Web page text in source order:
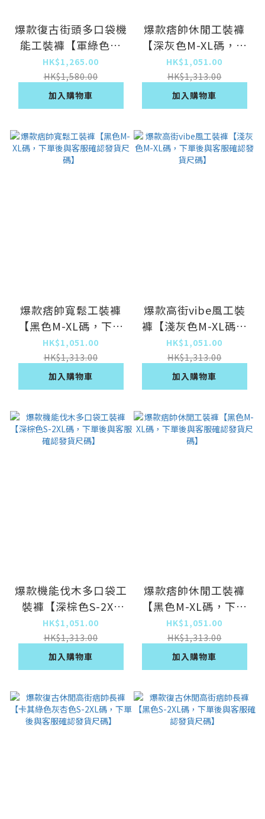
爆款復古街頭多口袋機
能工裝褲【軍綠色S-
2XL碼，下單後與客服
確認發貨尺碼】
HK$1,265.00
HK$1,580.00
加入購物車
爆款痞帥休閒工裝褲
【深灰色M-XL碼，下
單後與客服確認發貨尺
碼】
HK$1,051.00
HK$1,313.00
加入購物車
爆款痞帥寬鬆工裝褲
【黑色M-XL碼，下單
後與客服確認發貨尺
碼】
HK$1,051.00
HK$1,313.00
加入購物車
爆款高街vibe風工裝
褲【淺灰色M-XL碼，
下單後與客服確認發貨
尺碼】
HK$1,051.00
HK$1,313.00
加入購物車
爆款機能伐木多口袋工
裝褲【深棕色S-2XL
碼，下單後與客服確認
發貨尺碼】
HK$1,051.00
HK$1,313.00
加入購物車
爆款痞帥休閒工裝褲
【黑色M-XL碼，下單
後與客服確認發貨尺
碼】
HK$1,051.00
HK$1,313.00
加入購物車